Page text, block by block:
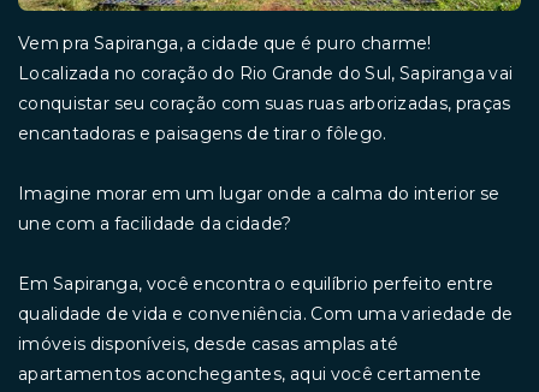
Vem pra Sapiranga, a cidade que é puro charme!
Localizada no coração do Rio Grande do Sul, Sapiranga vai
conquistar seu coração com suas ruas arborizadas, praças
encantadoras e paisagens de tirar o fôlego.
Imagine morar em um lugar onde a calma do interior se
une com a facilidade da cidade?
Em Sapiranga, você encontra o equilíbrio perfeito entre
qualidade de vida e conveniência. Com uma variedade de
imóveis disponíveis, desde casas amplas até
apartamentos aconchegantes, aqui você certamente